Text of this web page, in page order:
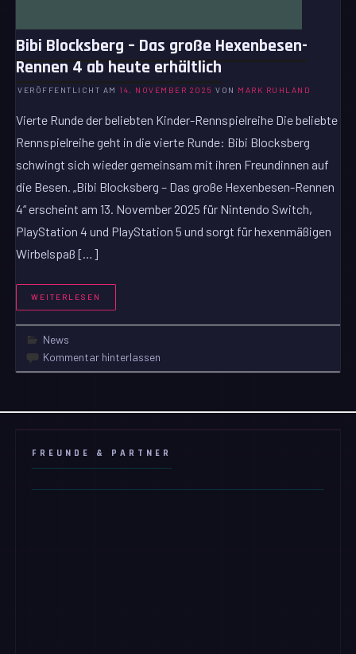
Bibi Blocksberg – Das große Hexenbesen-
Rennen 4 ab heute erhältlich
VERÖFFENTLICHT AM 14. NOVEMBER 2025 VON MARK RUHLAND
Vierte Runde der beliebten Kinder-Rennspielreihe Die beliebte
Rennspielreihe geht in die vierte Runde: Bibi Blocksberg
schwingt sich wieder gemeinsam mit ihren Freundinnen auf
die Besen. „Bibi Blocksberg – Das große Hexenbesen-Rennen
4“ erscheint am 13. November 2025 für Nintendo Switch,
PlayStation 4 und PlayStation 5 und sorgt für hexenmäßigen
Wirbelspaß […]
WEITERLESEN
News
Kommentar hinterlassen
FREUNDE & PARTNER